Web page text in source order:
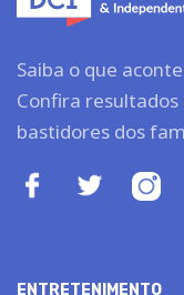
Saiba o que
Confira
bastidores dos
ENTRETENIMENTO